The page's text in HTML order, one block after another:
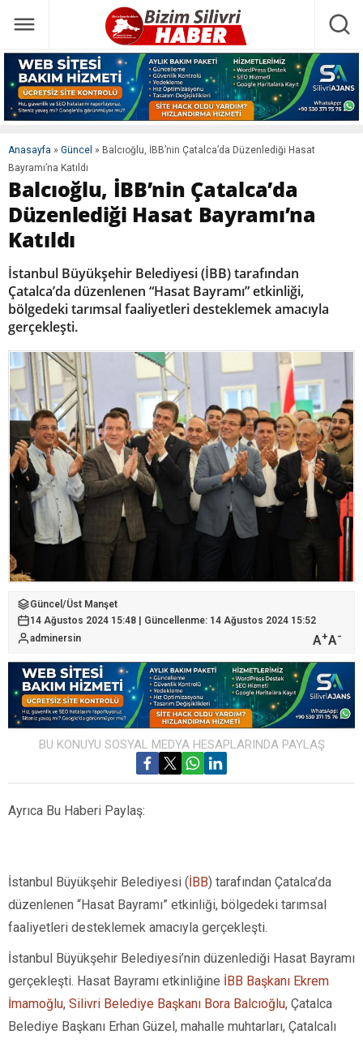
Anasayfa » Güncel » Balcıoğlu, İBB’nin Çatalca’da Düzenlediği Hasat
Bayramı’na Katıldı
Balcıoğlu, İBB’nin Çatalca’da
Düzenlediği Hasat Bayramı’na
Katıldı
İstanbul Büyükşehir Belediyesi (İBB) tarafından
Çatalca’da düzenlenen “Hasat Bayramı” etkinliği,
bölgedeki tarımsal faaliyetleri desteklemek amacıyla
gerçekleşti.
Güncel /Üst Manşet
14 Ağustos 2024 15:48 | Güncellenme: 14 Ağustos 2024 15:52
adminersin
A+A-
BU KONUYU SOSYAL MEDYA HESAPLARINDA PAYLAŞ
Ayrıca Bu Haberi Paylaş:
İstanbul Büyükşehir Belediyesi (İBB) tarafından Çatalca’da
düzenlenen “Hasat Bayramı” etkinliği, bölgedeki tarımsal
faaliyetleri desteklemek amacıyla gerçekleşti.
İstanbul Büyükşehir Belediyesi’nin düzenlediği Hasat Bayramı
gerçekleşti. Hasat Bayramı etkinliğine İBB Başkanı Ekrem
İmamoğlu, Silivri Belediye Başkanı Bora Balcıoğlu, Çatalca
Belediye Başkanı Erhan Güzel, mahalle muhtarları, Çatalcalı